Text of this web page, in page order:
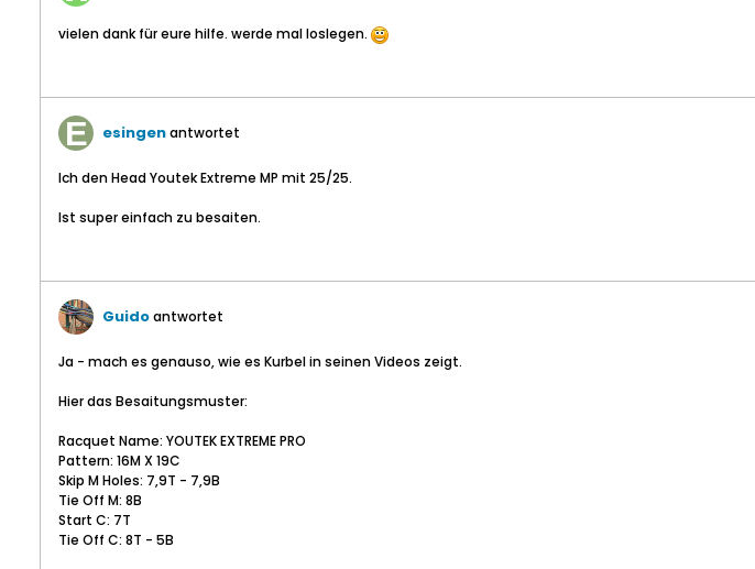
vielen dank für eure hilfe. werde mal loslegen.
esingenantwortet
Ich den Head Youtek Extreme MP mit 25/25.
Ist super einfach zu besaiten.
Guidoantwortet
Ja - mach es genauso, wie es Kurbel in seinen Videos zeigt.
Hier das Besaitungsmuster:
Racquet Name: YOUTEK EXTREME PRO
Pattern: 16M X 19C
Skip M Holes: 7,9T - 7,9B
Tie Off M: 8B
Start C: 7T
Tie Off C: 8T - 5B